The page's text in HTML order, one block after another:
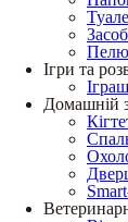
Ігри та
Домашній